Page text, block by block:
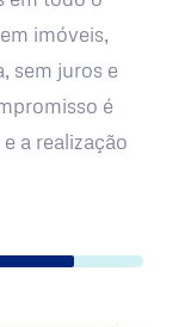
imóveis,
sem juros e
é
a realização